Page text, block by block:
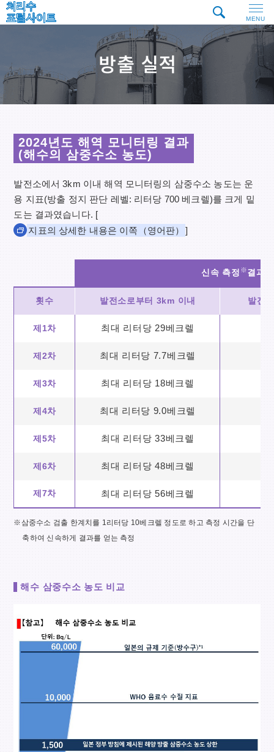
MENU
2024년도 해역 모니터링 결과
(해수의 삼중수소 농도)
발전소에서 3km 이내 해역 모니터링의 삼중수소 농도는 운
용 지표(방출 정지 판단 레벨: 리터당 700 베크렐)를 크게 밑
도는 결과였습니다. [
지표의 상세한 내용은 이쪽（영어판）
]
신속 측정 ※결과
횟수 발전소로부터 3km 이내 발전
제1차 최대 리터당 29베크렐
제2차 최대 리터당 7.7베크렐
제3차 최대 리터당 18베크렐
제4차 최대 리터당 9.0베크렐
제5차 최대 리터당 33베크렐
제6차 최대 리터당 48베크렐
제7차 최대 리터당 56베크렐
※삼중수소 검출 한계치를 1리터당 10베크렐 정도로 하고 측정 시간을 단
축하여 신속하게 결과를 얻는 측정
해수 삼중수소 농도 비교